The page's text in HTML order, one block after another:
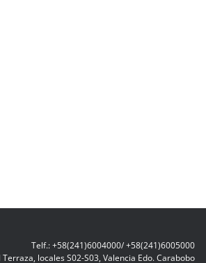
Telf.: +58(241)6004000/ +58(241)6005000
locales S02-S03, Valencia Edo. Carabobo